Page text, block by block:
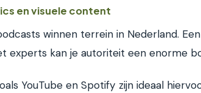
en visuele content
winnen terrein in Nederland.
experts kan je autoriteit een enorme
YouTube en Spotify zijn ideaal